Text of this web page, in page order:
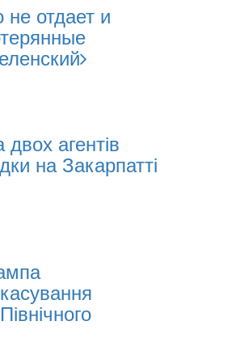
International
не отдает и
агентів
на Закарпатті